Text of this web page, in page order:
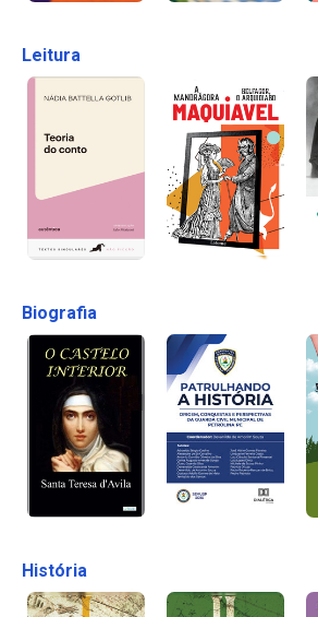
Leitura
Biografia
História